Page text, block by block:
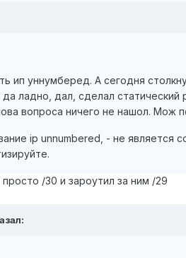
ип уннумберед. А сегодня
ладно, дал, сделал
вопроса ничего не нашол. Мож
ip unnumbered, - не является
/30 и зароутил за ним /29